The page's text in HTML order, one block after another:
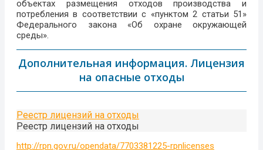
объектах размещения отходов производства и
потребления в соответствии с «пунктом 2 статьи 51»
Федерального закона «Об охране окружающей
среды».
Дополнительная информация. Лицензия
на опасные отходы
Реестр лицензий на отходы
Реестр лицензий на отходы
http://rpn.gov.ru/opendata/7703381225-rpnlicenses